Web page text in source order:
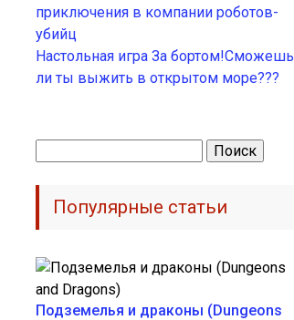
приключения в компании роботов-
убийц
Настольная игра За бортом!Сможешь
ли ты выжить в открытом море???
Популярные статьи
Подземелья и драконы (Dungeons